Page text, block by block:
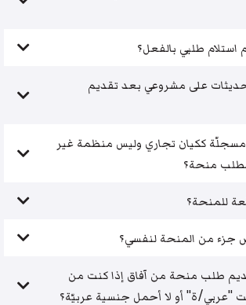
طلبي بالفعل؟
على مشروعي بعد تقديم
ككيان تجاري وليس منظمة غير
منحة؟
للمنحة؟
من المنحة لنفسي؟
طلب منحة من آفاق إذا كنت من
"عربي/ة" أو لا أحمل جنسية عربيّة؟